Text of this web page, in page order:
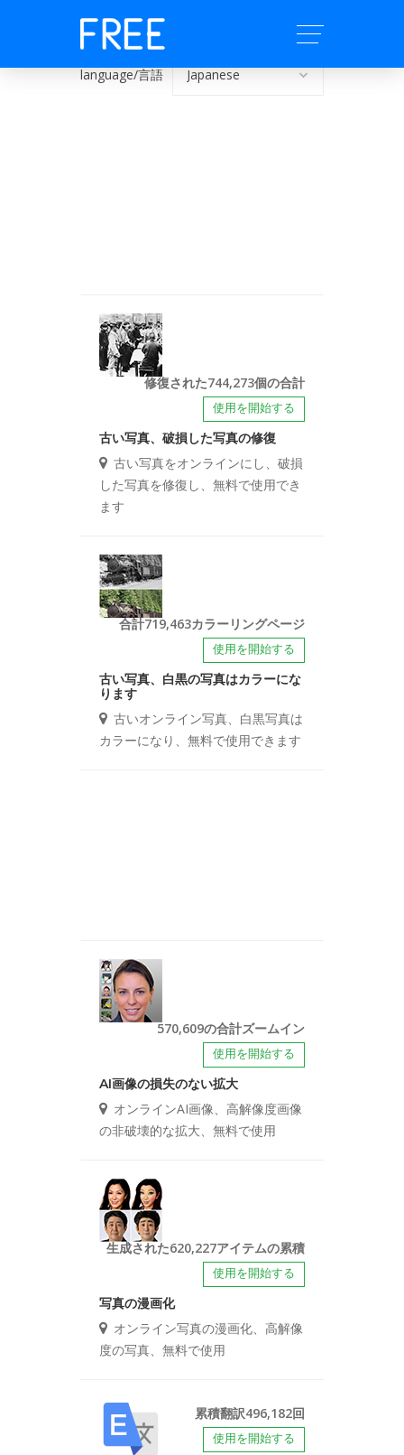
language/言語
修復された744,273個の合計
使用を開始する
古い写真、破損した写真の修復
古い写真をオンラインにし、破損
した写真を修復し、無料で使用でき
ます
合計719,463カラーリングページ
使用を開始する
古い写真、白黒の写真はカラーにな
ります
古いオンライン写真、白黒写真は
カラーになり、無料で使用できます
570,609の合計ズームイン
使用を開始する
AI画像の損失のない拡大
オンラインAI画像、高解像度画像
の非破壊的な拡大、無料で使用
生成された620,227アイテムの累積
使用を開始する
写真の漫画化
オンライン写真の漫画化、高解像
度の写真、無料で使用
累積翻訳496,182回
使用を開始する